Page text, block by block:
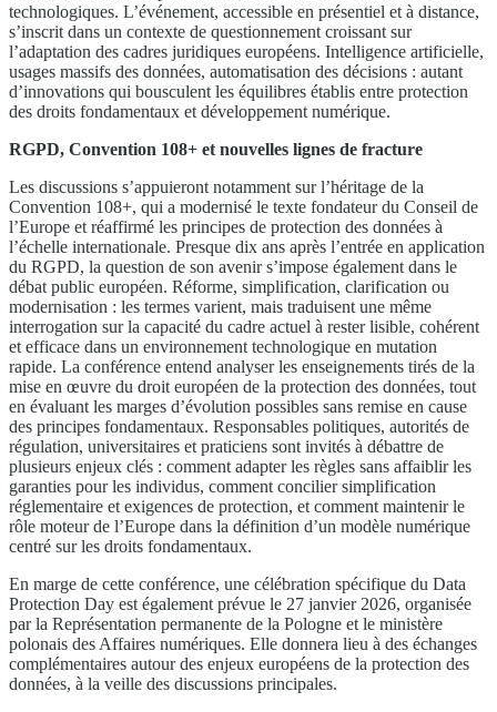
technologiques. L’événement, accessible en présentiel et à distance,
s’inscrit dans un contexte de questionnement croissant sur
l’adaptation des cadres juridiques européens. Intelligence artificielle,
usages massifs des données, automatisation des décisions : autant
d’innovations qui bousculent les équilibres établis entre protection
des droits fondamentaux et développement numérique.
RGPD, Convention 108+ et nouvelles lignes de fracture
Les discussions s’appuieront notamment sur l’héritage de la
Convention 108+, qui a modernisé le texte fondateur du Conseil de
l’Europe et réaffirmé les principes de protection des données à
l’échelle internationale. Presque dix ans après l’entrée en application
du RGPD, la question de son avenir s’impose également dans le
débat public européen. Réforme, simplification, clarification ou
modernisation : les termes varient, mais traduisent une même
interrogation sur la capacité du cadre actuel à rester lisible, cohérent
et efficace dans un environnement technologique en mutation
rapide. La conférence entend analyser les enseignements tirés de la
mise en œuvre du droit européen de la protection des données, tout
en évaluant les marges d’évolution possibles sans remise en cause
des principes fondamentaux. Responsables politiques, autorités de
régulation, universitaires et praticiens sont invités à débattre de
plusieurs enjeux clés : comment adapter les règles sans affaiblir les
garanties pour les individus, comment concilier simplification
réglementaire et exigences de protection, et comment maintenir le
rôle moteur de l’Europe dans la définition d’un modèle numérique
centré sur les droits fondamentaux.
En marge de cette conférence, une célébration spécifique du Data
Protection Day est également prévue le 27 janvier 2026, organisée
par la Représentation permanente de la Pologne et le ministère
polonais des Affaires numériques. Elle donnera lieu à des échanges
complémentaires autour des enjeux européens de la protection des
données, à la veille des discussions principales.